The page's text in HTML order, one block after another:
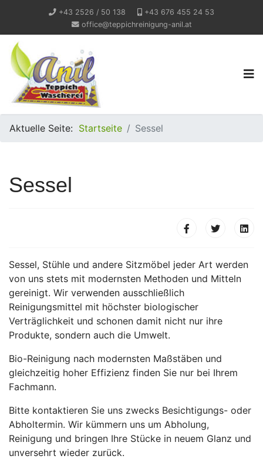
+43 2526 / 50 138
+43 676 455 24 53
office@teppichreinigung-anil.at
Aktuelle Seite: Startseite Sessel
Sessel
Sessel, Stühle und andere Sitzmöbel jeder Art werden
von uns stets mit modernsten Methoden und Mitteln
gereinigt. Wir verwenden ausschließlich
Reinigungsmittel mit höchster biologischer
Verträglichkeit und schonen damit nicht nur ihre
Produkte, sondern auch die Umwelt.
Bio-Reinigung nach modernsten Maßstäben und
gleichzeitig hoher Effizienz finden Sie nur bei Ihrem
Fachmann.
Bitte kontaktieren Sie uns zwecks Besichtigungs- oder
Abholtermin. Wir kümmern uns um Abholung,
Reinigung und bringen Ihre Stücke in neuem Glanz und
unversehrt wieder zurück.